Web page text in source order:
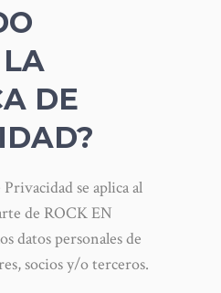
DE
se aplica al
de ROCK EN
datos personales de
socios y/o terceros.